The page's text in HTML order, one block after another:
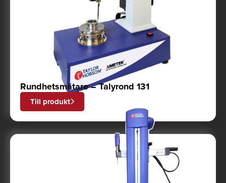
Rundhetsmätare – Talyrond 131
Till produkt